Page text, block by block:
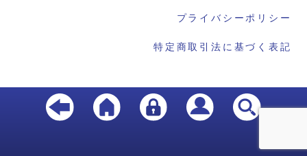
プライバシーポリシー
特定商取引法に基づく表記